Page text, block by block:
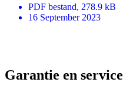
PDF bestand, 278.9 kB
16 September 2023
Garantie en service